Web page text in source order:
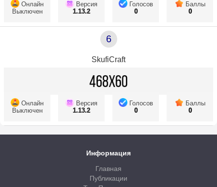
Онлайн
Выключен
Версия
1.13.2
Голосов
0
Баллы
0
6
SkufiCraft
Онлайн
Выключен
Версия
1.13.2
Голосов
0
Баллы
0
Информация
Главная
Публикации